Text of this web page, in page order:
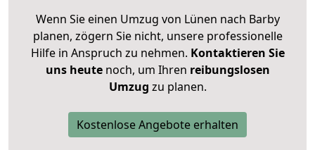
Wenn Sie einen Umzug von Lünen nach Barby
planen, zögern Sie nicht, unsere professionelle
Hilfe in Anspruch zu nehmen. Kontaktieren Sie
uns heutenoch, um Ihren reibungslosen
Umzug zu planen.
Kostenlose Angebote erhalten